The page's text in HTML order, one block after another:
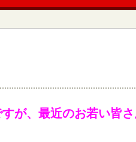
が、最近のお若い皆